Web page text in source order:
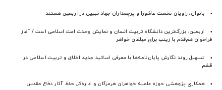
بانوان، راویان نخست عاشورا و پرچمداران جهاد تبیین در اربعین هستند
اربعین، بزرگ‌ترین دانشگاه تربیت انسان و نمایش وحدت امت اسلامی است / آغاز
فراخوان هم‌قدم با زینب برای مبلغان خواهر
تسهیل روند نگارش پایان‌نامه‌ها با معرفی اساتید جدید اخلاق و تربیت اسلامی در
قشم
همکاری پژوهشی حوزه علمیه خواهران هرمزگان و اداره‌کل حفظ آثار دفاع مقدس